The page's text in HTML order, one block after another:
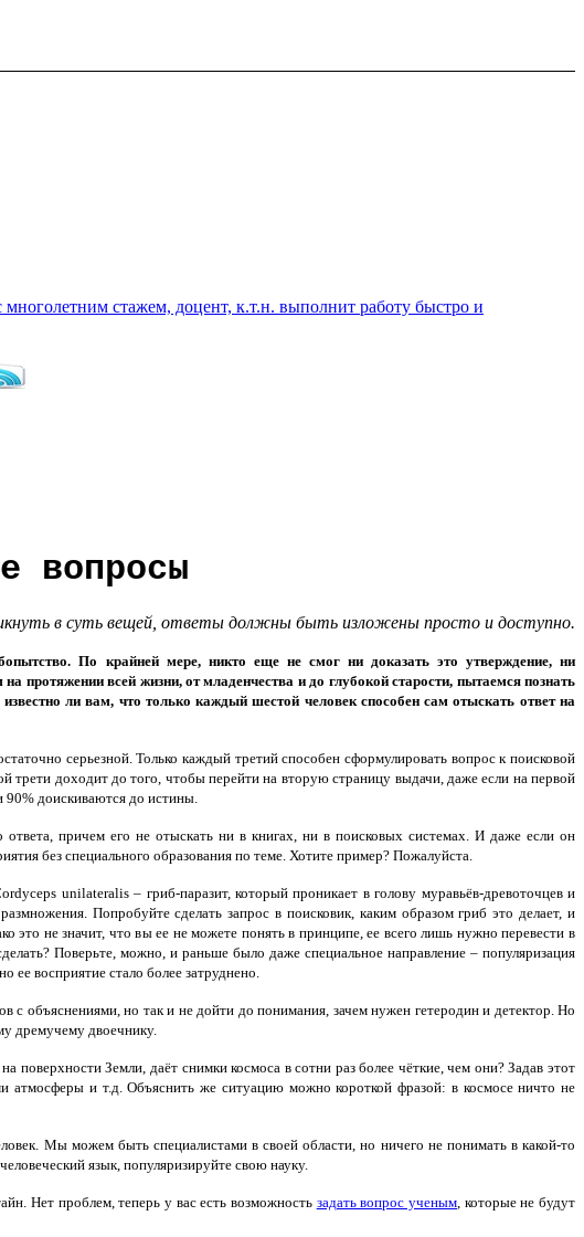
стажем, доцент, к.т.н. выполнит работу быстро и
вопросы
в суть вещей, ответы должны быть изложены просто и доступно.
По крайней мере, никто еще не смог ни доказать это утверждение, ни
всей жизни, от младенчества и до глубокой старости, пытаемся познать
ли вам, что только каждый шестой человек способен сам отыскать ответ на
серьезной. Только каждый третий способен сформулировать вопрос к поисковой
трети доходит до того, чтобы перейти на вторую страницу выдачи, даже если на первой
90% доискиваются до истины.
причем его не отыскать ни в книгах, ни в поисковых системах. И даже если он
без специального образования по теме. Хотите пример? Пожалуйста.
unilateralis – гриб-паразит, который проникает в голову муравьёв-древоточцев и
Попробуйте сделать запрос в поисковик, каким образом гриб это делает, и
это не значит, что вы ее не можете понять в принципе, ее всего лишь нужно перевести в
Поверьте, можно, и раньше было даже специальное направление – популяризация
ее восприятие стало более затруднено.
с объяснениями, но так и не дойти до понимания, зачем нужен гетеродин и детектор. Но
дремучему двоечнику.
Земли, даёт снимки космоса в сотни раз более чёткие, чем они? Задав этот
атмосферы и т.д. Объяснить же ситуацию можно короткой фразой: в космосе ничто не
Мы можем быть специалистами в своей области, но ничего не понимать в какой-то
язык, популяризируйте свою науку.
Нет проблем, теперь у вас есть возможность задать вопрос ученым, которые не будут